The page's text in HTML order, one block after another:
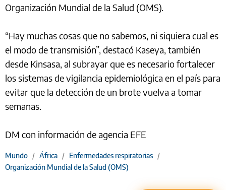
Organización Mundial de la Salud (OMS).
“Hay muchas cosas que no sabemos, ni siquiera cual es
el modo de transmisión”, destacó Kaseya, también
desde Kinsasa, al subrayar que es necesario fortalecer
los sistemas de vigilancia epidemiológica en el país para
evitar que la detección de un brote vuelva a tomar
semanas.
DM con información de agencia EFE
Mundo / África / Enfermedades respiratorias /
Organización Mundial de la Salud (OMS)